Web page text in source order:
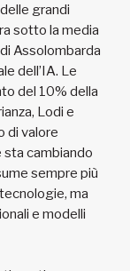
grandi
sotto la media
Assolombarda
dell’IA. Le
del 10% della
Lodi e
di valore
sta cambiando
sempre più
ma
e modelli